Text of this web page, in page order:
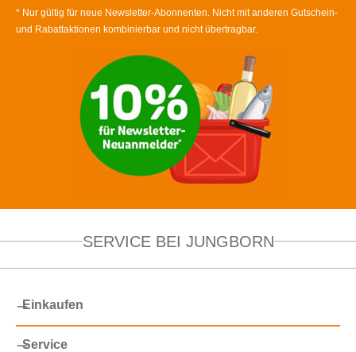
* Nur gültig für neue Newsletter-Abonnenten. Nicht mit anderen Gutschein-
und Rabattaktionen kombinierbar und nicht übertragbar.
SERVICE BEI JUNGBORN
Einkaufen
Service